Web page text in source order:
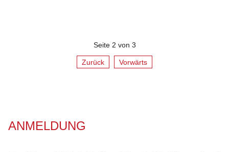
Seite 2 von 3
Zurück Vorwärts
ANMELDUNG